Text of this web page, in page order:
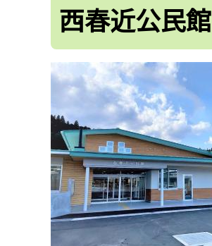
西春近公民館